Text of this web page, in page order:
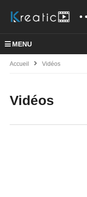
MENU
Accueil Vidéos
Vidéos